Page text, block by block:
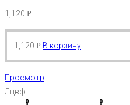
1,120 Р
1,120 Р В корзину
Просмотр
Лцвф